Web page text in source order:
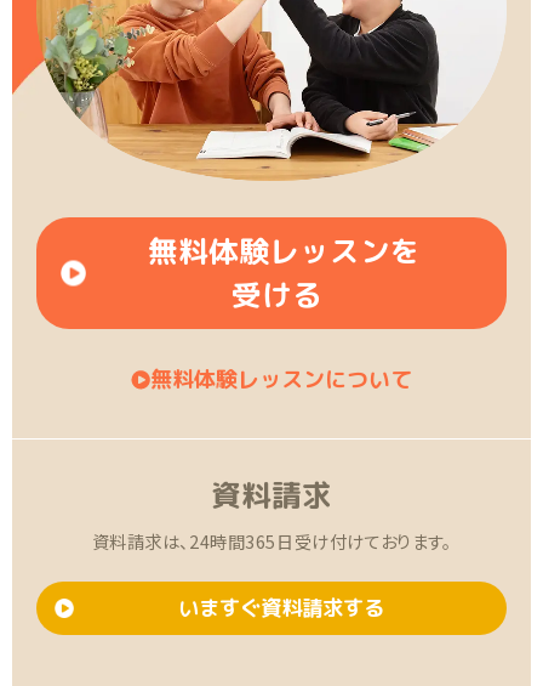
無料体験レッスンを
受ける
無料体験レッスンについて
資料請求
資料請求は、24時間365日受け付けております。
いますぐ資料請求する